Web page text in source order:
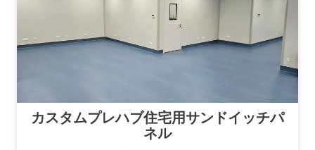
カスタムプレハブ住宅用サンドイッチパ
ネル